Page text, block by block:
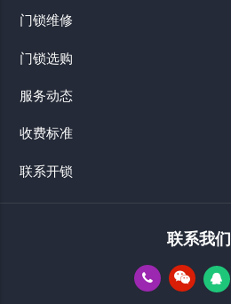
门锁维修
门锁选购
服务动态
收费标准
联系开锁
联系我们